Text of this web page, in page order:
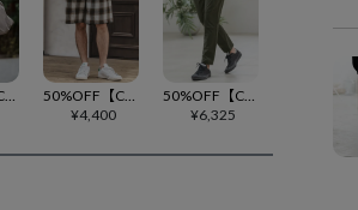
¥4,400
¥6,325